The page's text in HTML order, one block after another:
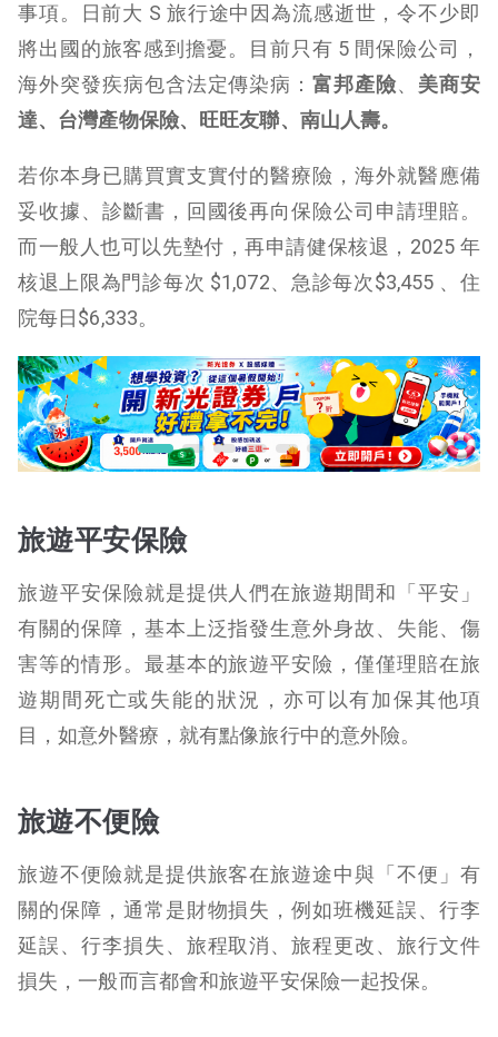
事項。日前大 S 旅行途中因為流感逝世，令不少即
將出國的旅客感到擔憂。目前只有 5 間保險公司，
海外突發疾病包含法定傳染病：富邦產險、 美商安
達、台灣產物保險、旺旺友聯、南山人壽。
若你本身已購買實支實付的醫療險，海外就醫應備
妥收據、診斷書，回國後再向保險公司申請理賠。
而一般人也可以先墊付，再申請健保核退，2025 年
核退上限為門診每次 $1,072、急診每次$3,455 、住
院每日$6,333。
旅遊平安保險
旅遊平安保險就是提供人們在旅遊期間和「平安」
有關的保障，基本上泛指發生意外身故、失能、傷
害等的情形。最基本的旅遊平安險，僅僅理賠在旅
遊期間死亡或失能的狀況，亦可以有加保其他項
目，如意外醫療，就有點像旅行中的意外險。
旅遊不便險
旅遊不便險就是提供旅客在旅遊途中與「不便」有
關的保障，通常是財物損失，例如班機延誤、行李
延誤、行李損失、旅程取消、旅程更改、旅行文件
損失，一般而言都會和旅遊平安保險一起投保。